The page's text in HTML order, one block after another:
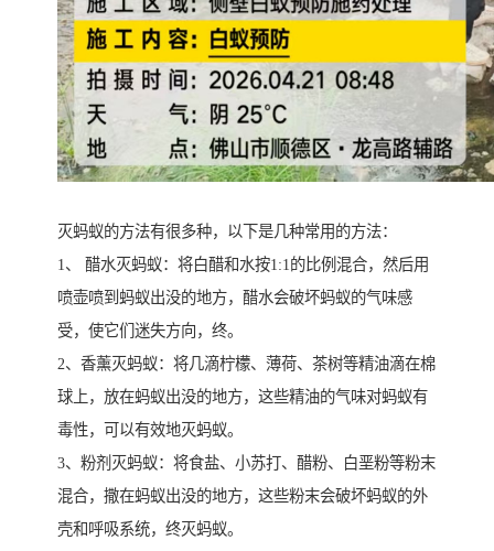
灭蚂蚁的方法有很多种，以下是几种常用的方法：
1、 醋水灭蚂蚁：将白醋和水按1:1的比例混合，然后用
喷壶喷到蚂蚁出没的地方，醋水会破坏蚂蚁的气味感
受，使它们迷失方向，终。
2、香薰灭蚂蚁：将几滴柠檬、薄荷、茶树等精油滴在棉
球上，放在蚂蚁出没的地方，这些精油的气味对蚂蚁有
毒性，可以有效地灭蚂蚁。
3、粉剂灭蚂蚁：将食盐、小苏打、醋粉、白垩粉等粉末
混合，撒在蚂蚁出没的地方，这些粉末会破坏蚂蚁的外
壳和呼吸系统，终灭蚂蚁。